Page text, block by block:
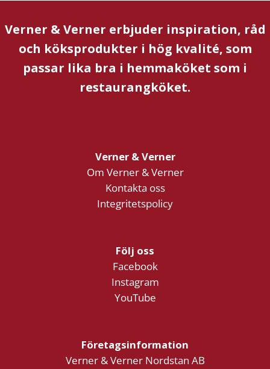
Verner & Verner erbjuder inspiration, råd
och köksprodukter i hög kvalité, som
passar lika bra i hemmaköket som i
restaurangköket.
Verner & Verner
Om Verner & Verner
Kontakta oss
Integritetspolicy
Följ oss
Facebook
Instagram
YouTube
Företagsinformation
Verner & Verner Nordstan AB